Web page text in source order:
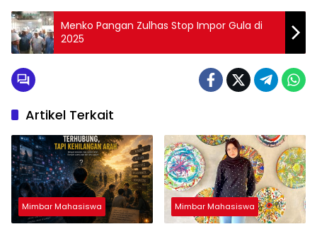
Menko Pangan Zulhas Stop Impor Gula di
2025
Artikel Terkait
Mimbar Mahasiswa Mimbar Mahasiswa